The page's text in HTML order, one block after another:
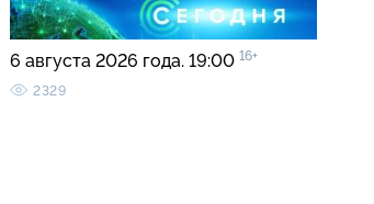
6 августа 2026 года. 19:00 16+
2329